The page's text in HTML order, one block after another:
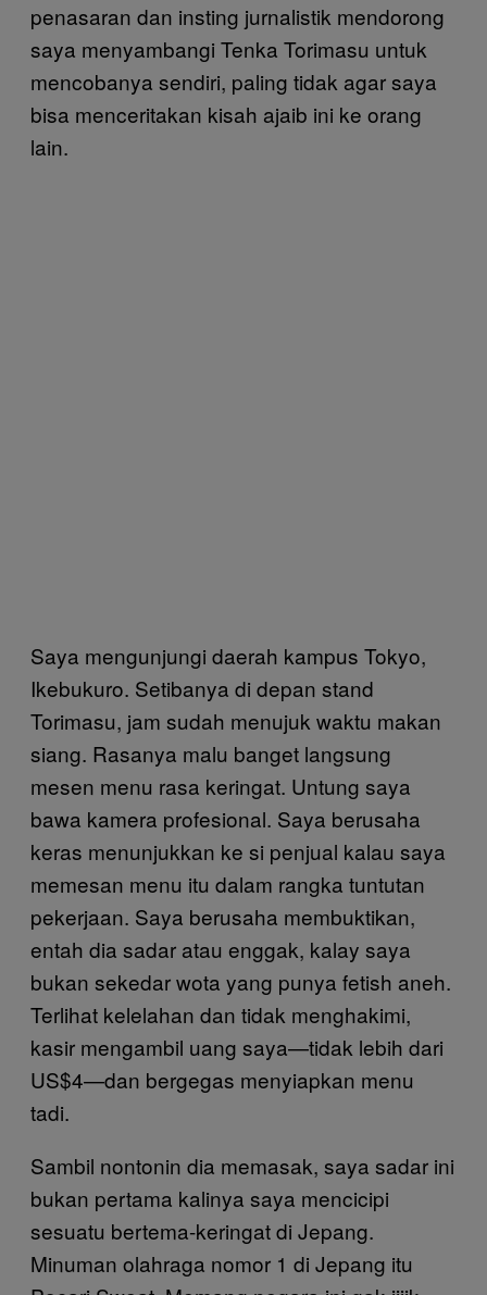
penasaran dan insting jurnalistik mendorong
saya menyambangi Tenka Torimasu untuk
mencobanya sendiri, paling tidak agar saya
bisa menceritakan kisah ajaib ini ke orang
lain.
Saya mengunjungi daerah kampus Tokyo,
Ikebukuro. Setibanya di depan stand
Torimasu, jam sudah menujuk waktu makan
siang. Rasanya malu banget langsung
mesen menu rasa keringat. Untung saya
bawa kamera profesional. Saya berusaha
keras menunjukkan ke si penjual kalau saya
memesan menu itu dalam rangka tuntutan
pekerjaan. Saya berusaha membuktikan,
entah dia sadar atau enggak, kalay saya
bukan sekedar wota yang punya fetish aneh.
Terlihat kelelahan dan tidak menghakimi,
kasir mengambil uang saya—tidak lebih dari
US$4—dan bergegas menyiapkan menu
tadi.
Sambil nontonin dia memasak, saya sadar ini
bukan pertama kalinya saya mencicipi
sesuatu bertema-keringat di Jepang.
Minuman olahraga nomor 1 di Jepang itu